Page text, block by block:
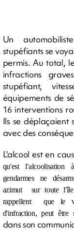
Un
stupéfiants se
permis. Au total,
infractions
stupéfiant,
équipements de
16 interventions
Ils se
avec des
L'alcool est en
qu'est
gendarmes ne
azimut sur toute
rappellent que le
d'infraction, peut être
dans son